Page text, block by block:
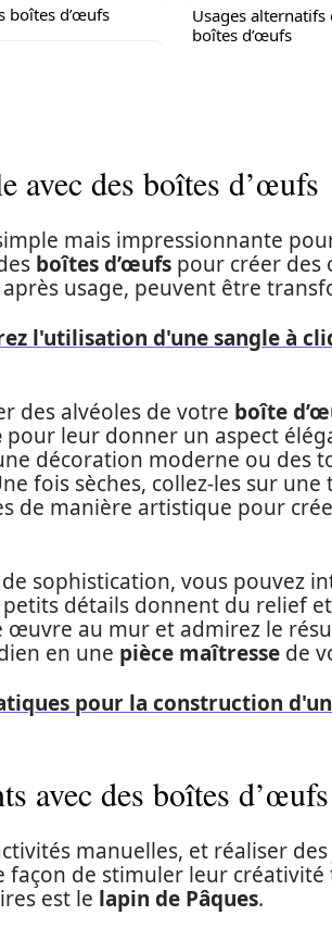
boîtes d’œufs
Usages alternatifs
boîtes d’œufs
avec des boîtes d’œufs
mais impressionnante
boîtes d’œufs pour créer des
usage, peuvent être
l'utilisation d'une sangle à
des alvéoles de votre boîte
pour leur donner un aspect
décoration moderne ou des
fois sèches, collez-les sur
de manière artistique pour
sophistication, vous pouvez
petits détails donnent du relief
œuvre au mur et admirez le
en une pièce maîtresse de
pour la construction
avec des boîtes d’œufs
manuelles, et réaliser des
façon de stimuler leur
est le lapin de Pâques.